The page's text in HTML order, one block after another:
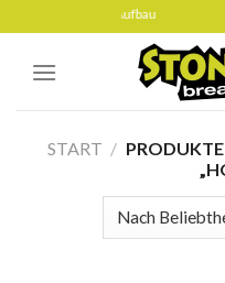
to
content
sich gerade im Aufbau
START /